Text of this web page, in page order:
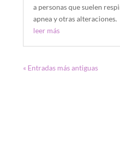
a personas que suelen
apnea y otras alteraciones.
leer más
« Entradas más antiguas